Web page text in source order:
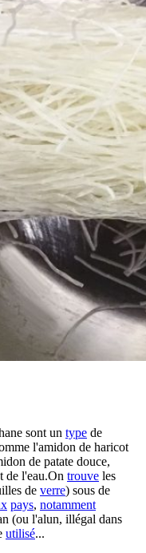
sont un type de
l'amidon de haricot
de patate douce,
de l'eau.On trouve les
de verre) sous de
pays, notamment
(ou l'alun, illégal dans
utilisé...